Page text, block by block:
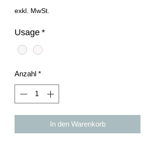
exkl. MwSt.
Usage *
Anzahl *
In den Warenkorb